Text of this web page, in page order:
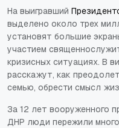
На выигравший
выделено около трех
установят большие
участием
кризисных ситуациях. В
расскажут, как
семью, обрести смысл
За 12 лет вооруженного
ДНР люди пережили